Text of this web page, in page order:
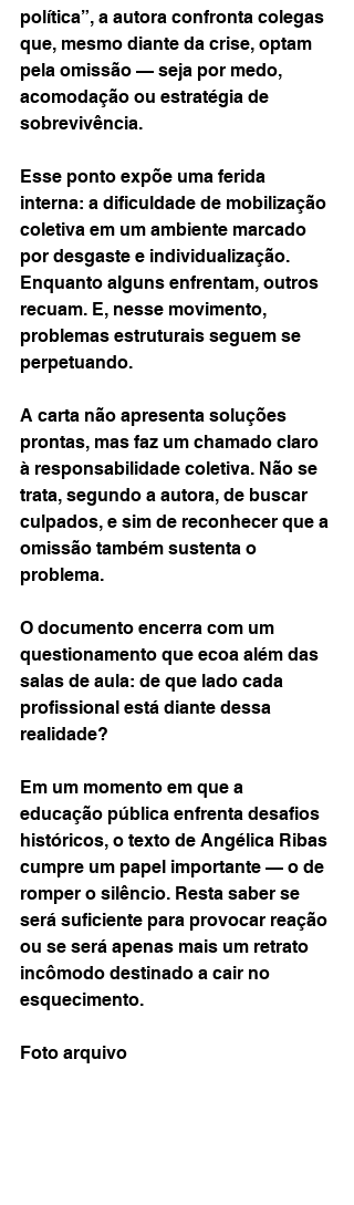
política”, a autora confronta colegas
que, mesmo diante da crise, optam
pela omissão — seja por medo,
acomodação ou estratégia de
sobrevivência.
Esse ponto expõe uma ferida
interna: a dificuldade de mobilização
coletiva em um ambiente marcado
por desgaste e individualização.
Enquanto alguns enfrentam, outros
recuam. E, nesse movimento,
problemas estruturais seguem se
perpetuando.
A carta não apresenta soluções
prontas, mas faz um chamado claro
à responsabilidade coletiva. Não se
trata, segundo a autora, de buscar
culpados, e sim de reconhecer que a
omissão também sustenta o
problema.
O documento encerra com um
questionamento que ecoa além das
salas de aula: de que lado cada
profissional está diante dessa
realidade?
Em um momento em que a
educação pública enfrenta desafios
históricos, o texto de Angélica Ribas
cumpre um papel importante — o de
romper o silêncio. Resta saber se
será suficiente para provocar reação
ou se será apenas mais um retrato
incômodo destinado a cair no
esquecimento.
Foto arquivo